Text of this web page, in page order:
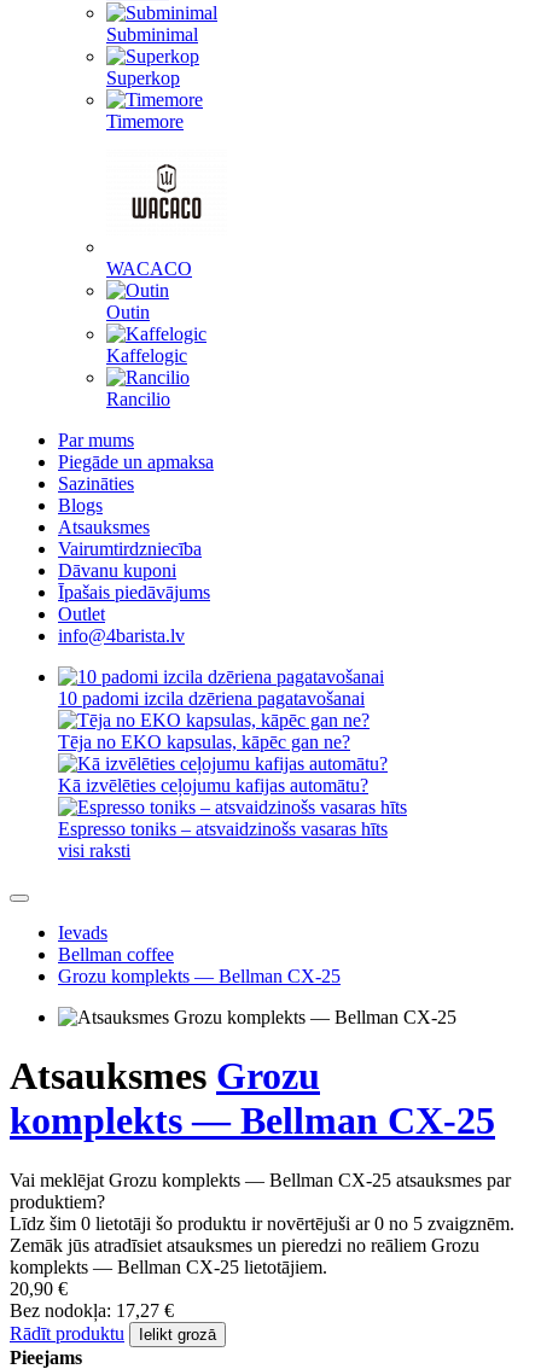
Subminimal
Superkop
Timemore
WACACO
Outin
Kaffelogic
Rancilio
Par mums
Piegāde un apmaksa
Sazināties
Blogs
Atsauksmes
Vairumtirdzniecība
Dāvanu kuponi
Īpašais piedāvājums
Outlet
info@4barista.lv
10 padomi izcila dzēriena pagatavošanai
Tēja no EKO kapsulas, kāpēc gan ne?
Kā izvēlēties ceļojumu kafijas automātu?
Espresso toniks – atsvaidzinošs vasaras hīts
visi raksti
Ievads
Bellman coffee
Grozu komplekts — Bellman CX-25
Atsauksmes Grozu
komplekts — Bellman CX-25
Vai meklējat Grozu komplekts — Bellman CX-25 atsauksmes par
produktiem?
Līdz šim 0 lietotāji šo produktu ir novērtējuši ar 0 no 5 zvaigznēm.
Zemāk jūs atradīsiet atsauksmes un pieredzi no reāliem Grozu
komplekts — Bellman CX-25 lietotājiem.
20,90 €
Bez nodokļa: 17,27 €
Rādīt produktu
Ielikt grozā
Pieejams